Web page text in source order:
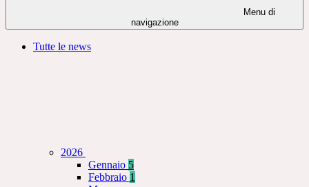
Menu di
navigazione
Tutte le news
2026
Gennaio 5
Febbraio 1